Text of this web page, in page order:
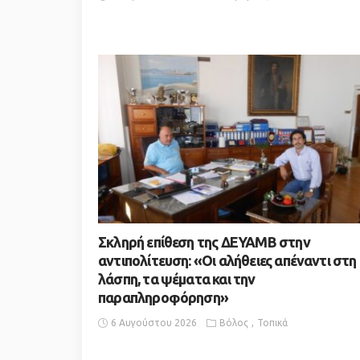
Σκληρή επίθεση της ΔΕΥΑΜΒ στην
αντιπολίτευση: «Οι αλήθειες απέναντι στη
λάσπη, τα ψέματα και την
παραπληροφόρηση»
6 Αυγούστου 2026 Βόλος Τοπικά